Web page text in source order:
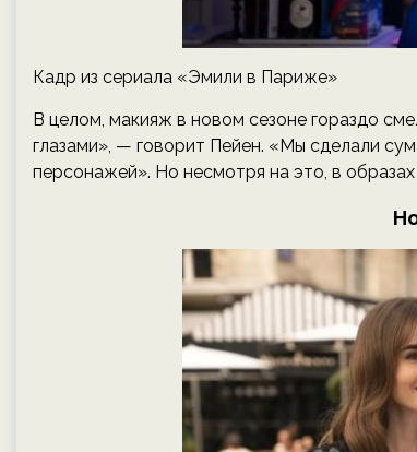
Кадр из сериала «Эмили в Париже»
В целом, макияж в новом сезоне гораздо
глазами», — говорит Пейен. «Мы сделали
персонажей». Но несмотря на это, в